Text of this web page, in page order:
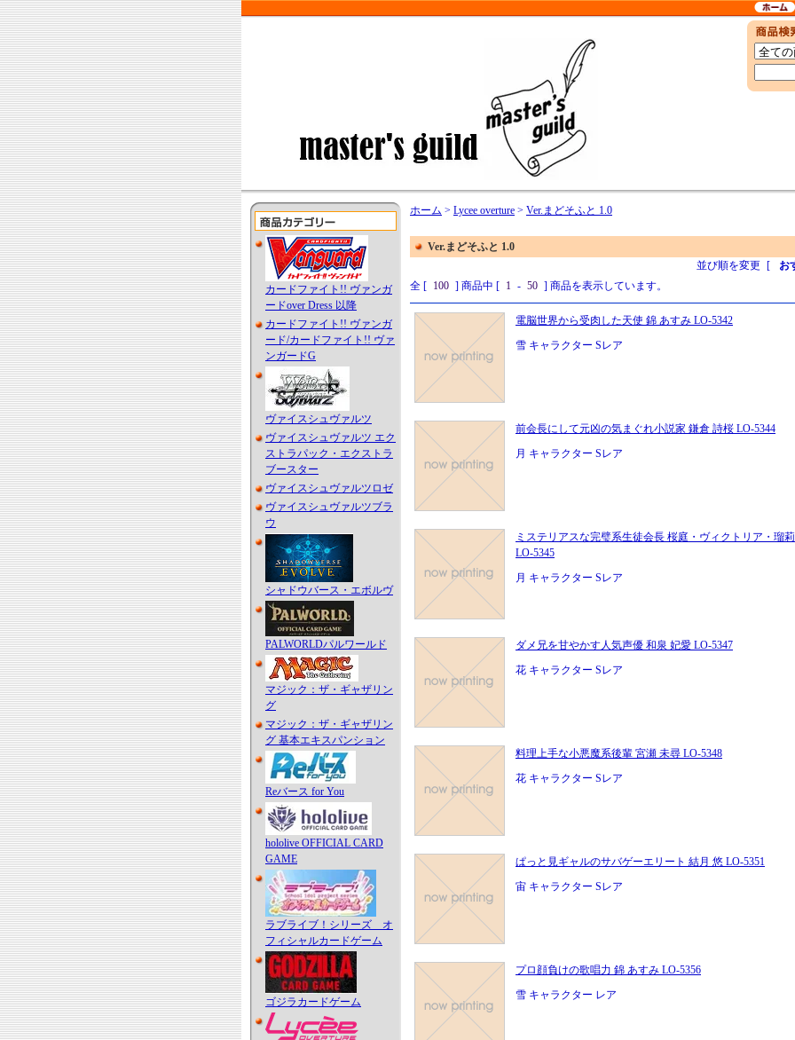
カードファイト!! ヴァンガ
ードover Dress 以降
カードファイト!! ヴァンガ
ード/カードファイト!! ヴァ
ンガードG
ヴァイスシュヴァルツ
ヴァイスシュヴァルツ エク
ストラパック・エクストラ
ブースター
ヴァイスシュヴァルツロゼ
ヴァイスシュヴァルツブラ
ウ
シャドウバース・エボルヴ
PALWORLDパルワールド
マジック：ザ・ギャザリン
グ
マジック：ザ・ギャザリン
グ 基本エキスパンション
Reバース for You
hololive OFFICIAL CARD
GAME
ラブライブ！シリーズ オ
フィシャルカードゲーム
ゴジラカードゲーム
ホーム > Lycee overture > Ver.まどそふと 1.0
Ver.まどそふと 1.0
並び順を変更 [ お
全 [ 100 ] 商品中 [ 1 - 50 ] 商品を表示しています。
電脳世界から受肉した天使 錦 あすみ LO-5342
雪 キャラクター Sレア
前会長にして元凶の気まぐれ小説家 鎌倉 詩桜 LO-5344
月 キャラクター Sレア
ミステリアスな完璧系生徒会長 桜庭・ヴィクトリア・瑠莉
LO-5345
月 キャラクター Sレア
ダメ兄を甘やかす人気声優 和泉 妃愛 LO-5347
花 キャラクター Sレア
料理上手な小悪魔系後輩 宮瀬 未尋 LO-5348
花 キャラクター Sレア
ぱっと見ギャルのサバゲーエリート 結月 悠 LO-5351
宙 キャラクター Sレア
プロ顔負けの歌唱力 錦 あすみ LO-5356
雪 キャラクター レア